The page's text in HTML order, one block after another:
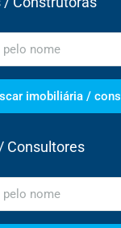
imobiliária /
Consultores